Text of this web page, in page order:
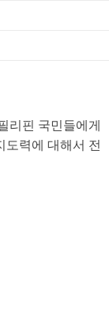
리핀 국민들에게
도력에 대해서 전